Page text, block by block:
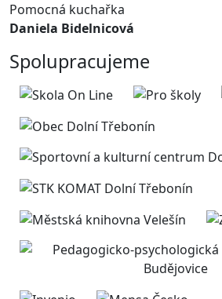
Pomocná kuchařka
Daniela Bidelnicová
Spolupracujeme